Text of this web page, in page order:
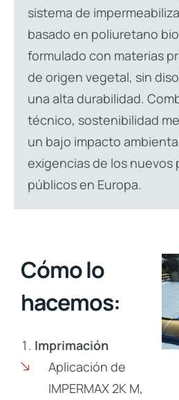
sistema de
basado en poliuretano
formulado con materias
de origen vegetal, sin
una alta durabilidad.
técnico, sostenibilidad
un bajo impacto
exigencias de los nuevos
públicos en Europa.
Cómo lo
hacemos:
Imprimación
Aplicación de
IMPERMAX 2K M,